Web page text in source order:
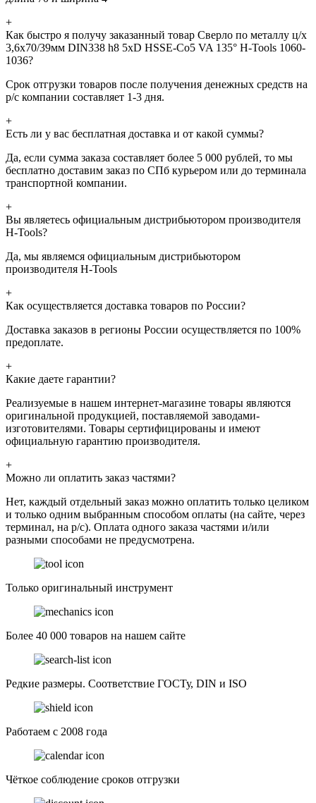
+
Как быстро я получу заказанный товар Сверло по металлу ц/х
3,6x70/39мм DIN338 h8 5xD HSSE-Co5 VA 135° H-Tools 1060-
1036?
Срок отгрузки товаров после получения денежных средств на
р/с компании составляет 1-3 дня.
+
Есть ли у вас бесплатная доставка и от какой суммы?
Да, если сумма заказа составляет более 5 000 рублей, то мы
бесплатно доставим заказ по СПб курьером или до терминала
транспортной компании.
+
Вы являетесь официальным дистрибьютором производителя
H-Tools?
Да, мы являемся официальным дистрибьютором
производителя H-Tools
+
Как осуществляется доставка товаров по России?
Доставка заказов в регионы России осуществляется по 100%
предоплате.
+
Какие даете гарантии?
Реализуемые в нашем интернет-магазине товары являются
оригинальной продукцией, поставляемой заводами-
изготовителями. Товары сертифицированы и имеют
официальную гарантию производителя.
+
Можно ли оплатить заказ частями?
Нет, каждый отдельный заказ можно оплатить только целиком
и только одним выбранным способом оплаты (на сайте, через
терминал, на р/с). Оплата одного заказа частями и/или
разными способами не предусмотрена.
Только оригинальный инструмент
Более 40 000 товаров на нашем сайте
Редкие размеры. Соответствие ГОСТу, DIN и ISO
Работаем с 2008 года
Чёткое соблюдение сроков отгрузки